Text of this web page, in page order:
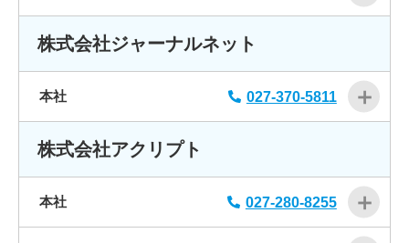
株式会社ジャーナルネット
本社 027-370-5811
株式会社アクリプト
本社 027-280-8255